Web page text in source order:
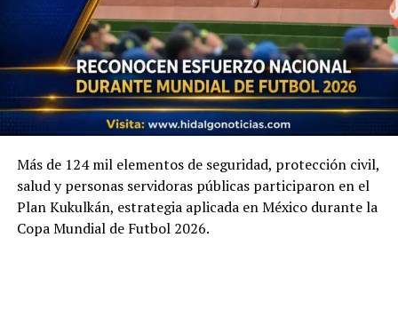
Más de 124 mil elementos de seguridad, protección civil,
salud y personas servidoras públicas participaron en el
Plan Kukulkán, estrategia aplicada en México durante la
Copa Mundial de Futbol 2026.